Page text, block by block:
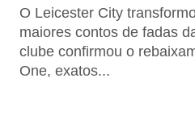
O Leicester City
maiores contos de fadas
clube confirmou o
One, exatos...